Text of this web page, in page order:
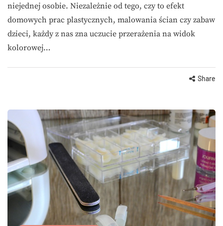
niejednej osobie. Niezależnie od tego, czy to efekt
domowych prac plastycznych, malowania ścian czy zabaw
dzieci, każdy z nas zna uczucie przerażenia na widok
kolorowej…
Share